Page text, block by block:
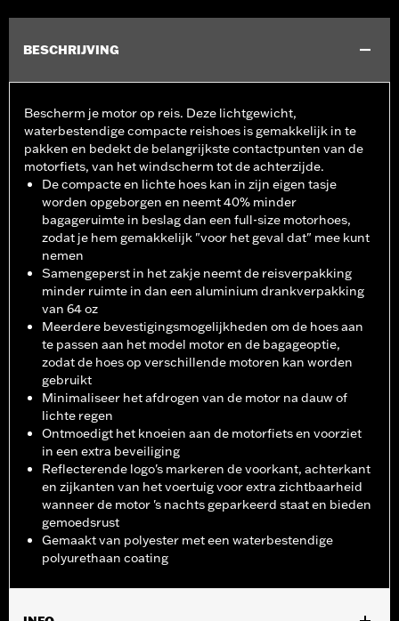
BESCHRIJVING
Bescherm je motor op reis. Deze lichtgewicht,
waterbestendige compacte reishoes is gemakkelijk in te
pakken en bedekt de belangrijkste contactpunten van de
motorfiets, van het windscherm tot de achterzijde.
De compacte en lichte hoes kan in zijn eigen tasje
worden opgeborgen en neemt 40% minder
bagageruimte in beslag dan een full-size motorhoes,
zodat je hem gemakkelijk "voor het geval dat" mee kunt
nemen
Samengeperst in het zakje neemt de reisverpakking
minder ruimte in dan een aluminium drankverpakking
van 64 oz
Meerdere bevestigingsmogelijkheden om de hoes aan
te passen aan het model motor en de bagageoptie,
zodat de hoes op verschillende motoren kan worden
gebruikt
Minimaliseer het afdrogen van de motor na dauw of
lichte regen
Ontmoedigt het knoeien aan de motorfiets en voorziet
in een extra beveiliging
Reflecterende logo's markeren de voorkant, achterkant
en zijkanten van het voertuig voor extra zichtbaarheid
wanneer de motor 's nachts geparkeerd staat en bieden
gemoedsrust
Gemaakt van polyester met een waterbestendige
polyurethaan coating